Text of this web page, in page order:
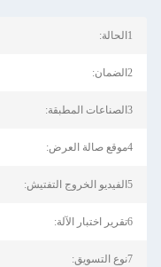
1الحالة:
2الضمان:
3الصناعات المطبقة:
4موقع صالة العرض:
5الفيديو الخروج التفتيش:
6تقرير اختبار الآلة:
7نوع التسويق: